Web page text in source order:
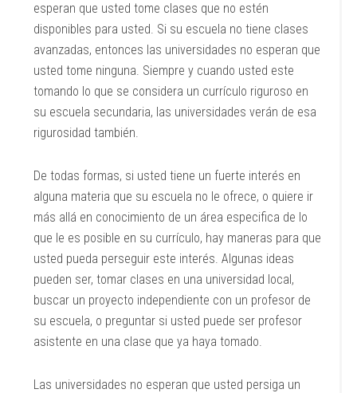
esperan que usted tome clases que no estén
disponibles para usted. Si su escuela no tiene clases
avanzadas, entonces las universidades no esperan que
usted tome ninguna. Siempre y cuando usted este
tomando lo que se considera un currículo riguroso en
su escuela secundaria, las universidades verán de esa
rigurosidad también.
De todas formas, si usted tiene un fuerte interés en
alguna materia que su escuela no le ofrece, o quiere ir
más allá en conocimiento de un área especifica de lo
que le es posible en su currículo, hay maneras para que
usted pueda perseguir este interés. Algunas ideas
pueden ser, tomar clases en una universidad local,
buscar un proyecto independiente con un profesor de
su escuela, o preguntar si usted puede ser profesor
asistente en una clase que ya haya tomado.
Las universidades no esperan que usted persiga un